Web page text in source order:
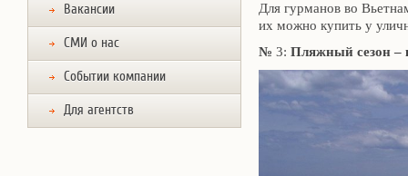
Вакансии
СМИ о нас
Событии компании
Для агентств
Для гурманов во
их можно купить у
№ 3: Пляжный сезон –